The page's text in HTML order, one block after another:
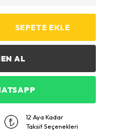
SEPETE EKLE
AL
12 Aya Kadar
Taksit Seçenekleri